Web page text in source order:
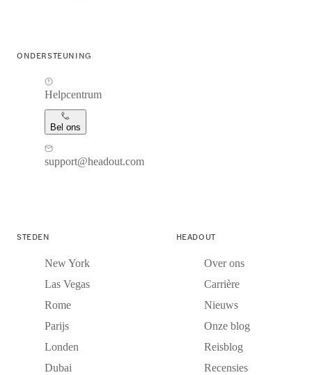
ONDERSTEUNING
Helpcentrum
Bel ons
support@headout.com
STEDEN
New York
Las Vegas
Rome
Parijs
Londen
Dubai
HEADOUT
Over ons
Carrière
Nieuws
Onze blog
Reisblog
Recensies